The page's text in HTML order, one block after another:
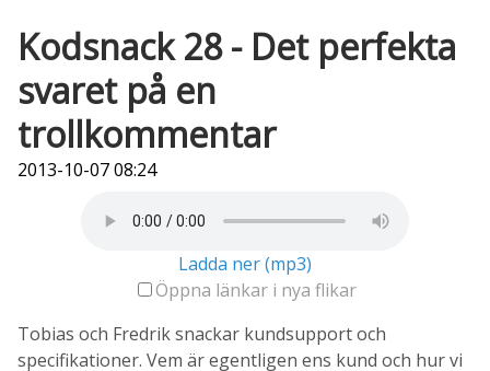
Kodsnack 28 - Det perfekta
svaret på en
trollkommentar
2013-10-07 08:24
Ladda ner (mp3)
Öppna länkar i nya flikar
Tobias och Fredrik snackar kundsupport och
specifikationer. Vem är egentligen ens kund och hur vi